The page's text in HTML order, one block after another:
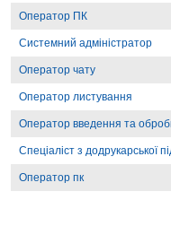
Оператор ПК
Системний адміністратор
Оператор чату
Оператор листування
Оператор введення та
Спеціаліст з додрукарської
Оператор пк